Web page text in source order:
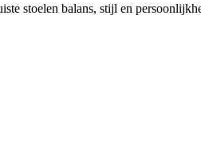
stoelen balans, stijl en